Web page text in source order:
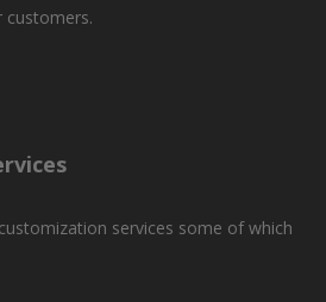
customers.
services some of which